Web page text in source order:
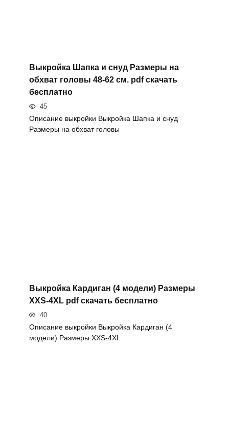
Выкройка Шапка и снуд Размеры на
обхват головы 48-62 см. pdf скачать
бесплатно
45
Описание выкройки Выкройка Шапка и снуд
Размеры на обхват головы
Выкройка Кардиган (4 модели) Размеры
XXS-4XL pdf скачать бесплатно
40
Описание выкройки Выкройка Кардиган (4
модели) Размеры XXS-4XL